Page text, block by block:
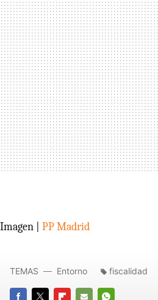
Imagen | PP Madrid
TEMAS Entorno fiscalidad